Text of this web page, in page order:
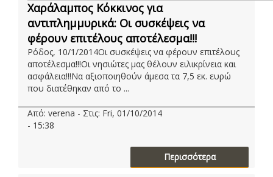
Χαράλαμπος Κόκκινος για
αντιπλημμυρικά: Οι συσκέψεις να
φέρουν επιτέλους αποτέλεσμα!!!
Ρόδος, 10/1/2014Οι συσκέψεις να φέρουν επιτέλους
αποτέλεσμα!!!Οι νησιώτες μας θέλουν ειλικρίνεια και
ασφάλεια!!!Να αξιοποιηθούν άμεσα τα 7,5 εκ. ευρώ
που διατέθηκαν από το ...
Από: verena - Στις: Fri, 01/10/2014
- 15:38
Περισσότερα